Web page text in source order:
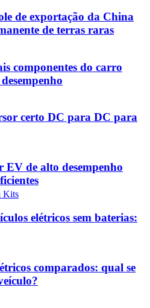
de exportação da China
de terras raras
componentes do carro
certo DC para DC para
de alto desempenho
elétricos sem baterias:
comparados: qual se